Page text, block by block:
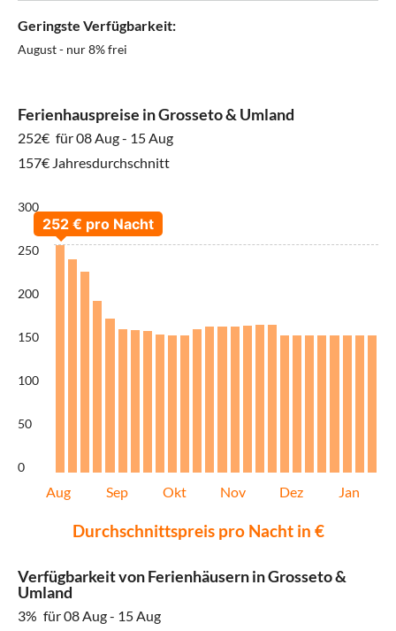
Geringste Verfügbarkeit:
August - nur 8% frei
Ferienhauspreise in Grosseto & Umland
252€ für 08 Aug - 15 Aug
157€ Jahresdurchschnitt
300
250
200
150
100
50
0
Aug Sep Okt Nov Dez Jan
Durchschnittspreis pro Nacht in €
Verfügbarkeit von Ferienhäusern in Grosseto &
Umland
3% für 08 Aug - 15 Aug